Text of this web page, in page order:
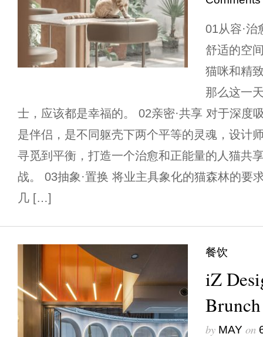
01从容·治
舒适的空
猫咪和精
那么这一
士，应该都是幸福的。 02亲密·共享 对于深度
是伴侣，是不同躯壳下两个平等的灵魂，设计
寻觅到平衡，打造一个治愈和正能量的人猫共
战。 03抽象·置换 将业主具象化的猫森林的要
几 […]
餐饮
iZ
by MAY on